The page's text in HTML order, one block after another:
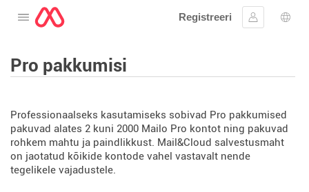
Avage menüü
Registreeri
Logi sisse
Pro pakkumisi
Professionaalseks kasutamiseks sobivad Pro pakkumised
pakuvad alates 2 kuni 2000 Mailo Pro kontot ning pakuvad
rohkem mahtu ja paindlikkust. Mail&Cloud salvestusmaht
on jaotatud kõikide kontode vahel vastavalt nende
tegelikele vajadustele.